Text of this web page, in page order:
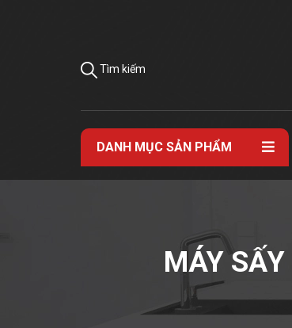
Tìm kiếm
DANH MỤC SẢN PHẨM
MÁY SẤY